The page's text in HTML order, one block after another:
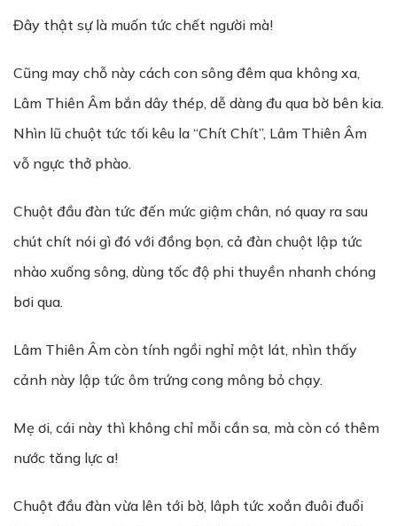
Đây thật sự là muốn tức chết người mà!
Cũng may chỗ này cách con sông đêm qua không xa,
Lâm Thiên Âm bắn dây thép, dễ dàng đu qua bờ bên kia.
Nhìn lũ chuột tức tối kêu la “Chít Chít”, Lâm Thiên Âm
vỗ ngực thở phào.
Chuột đầu đàn tức đến mức giậm chân, nó quay ra sau
chút chít nói gì đó với đồng bọn, cả đàn chuột lập tức
nhào xuống sông, dùng tốc độ phi thuyền nhanh chóng
bơi qua.
Lâm Thiên Âm còn tính ngồi nghỉ một lát, nhìn thấy
cảnh này lập tức ôm trứng cong mông bỏ chạy.
Mẹ ơi, cái này thì không chỉ mỗi cần sa, mà còn có thêm
nước tăng lực a!
Chuột đầu đàn vừa lên tới bờ, lâph tức xoắn đuôi đuổi